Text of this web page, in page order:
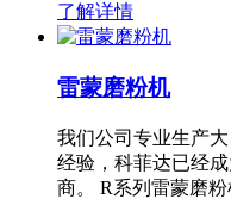
了解详情
雷蒙磨粉机
我们公司专业生产
经验，科菲达已经
商。 R系列雷蒙磨